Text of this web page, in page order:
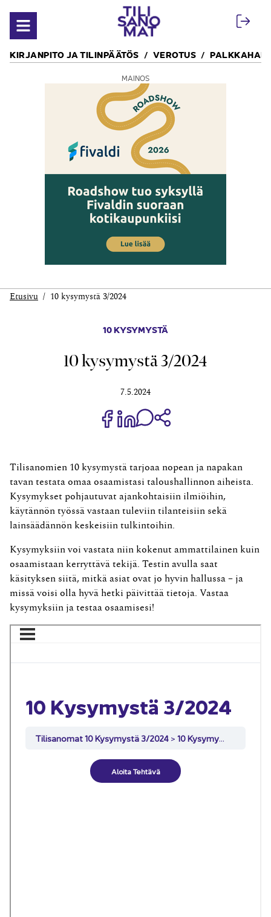
Avaa valikko
KIRJANPITO JA TILINPÄÄTÖS VEROTUS
MAINOS
Etusivu 10 kysymystä 3/2024
10 KYSYMYSTÄ
10 kysymystä 3/2024
7.5.2024
Jaa Share on Facebook
Jaa Share on LinkedIn
Jaa WhatsApp-viestinä
Tilisanomien 10 kysymystä tarjoaa nopean ja napakan
tavan testata omaa osaamistasi taloushallinnon aiheista.
Kysymykset pohjautuvat ajankohtaisiin ilmiöihin,
käytännön työssä vastaan tuleviin tilanteisiin sekä
lainsäädännön keskeisiin tulkintoihin.
Kysymyksiin voi vastata niin kokenut ammattilainen kuin
osaamistaan kerryttävä tekijä. Testin avulla saat
käsityksen siitä, mitkä asiat ovat jo hyvin hallussa – ja
missä voisi olla hyvä hetki päivittää tietoja. Vastaa
kysymyksiin ja testaa osaamisesi!